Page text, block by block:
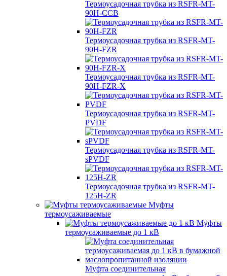
Термоусадочная трубка из RSFR-MT-
90H-CCB
Термоусадочная трубка из RSFR-MT-
90H-FZR
Термоусадочная трубка из RSFR-MT-
90H-FZR-X
Термоусадочная трубка из RSFR-MT-
PVDF
Термоусадочная трубка из RSFR-MT-
sPVDF
Термоусадочная трубка из RSFR-MT-
125H-ZR
Муфты
термоусаживаемые
Муфты
термоусаживаемые до 1 кВ
Муфта соединительная